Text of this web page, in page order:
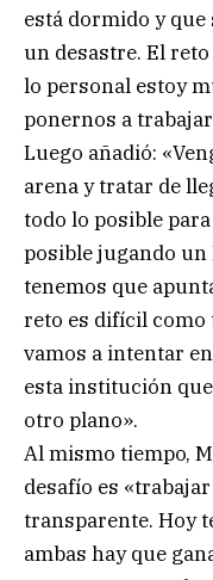
está dormido y
un desastre. El
lo personal estoy
ponernos a
Luego añadió:
arena y tratar de
todo lo posible
posible jugando un
tenemos que
reto es difícil como
vamos a intentar
esta institución
otro plano».
Al mismo tiempo,
desafío es
transparente. Hoy
ambas hay que